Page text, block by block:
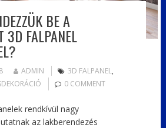
BE A
3D FALPANEL
ADMIN 3D FALPANEL,
0 COMMENT
rendkívül nagy
az lakberendezés